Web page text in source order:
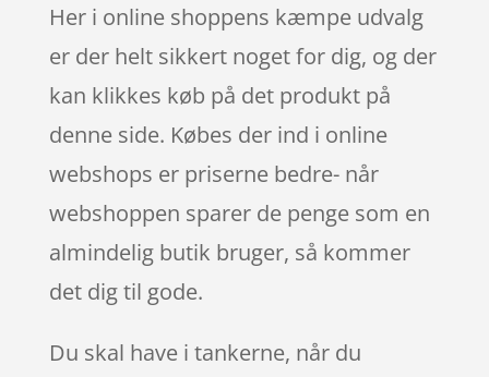
Her i online shoppens kæmpe udvalg
er der helt sikkert noget for dig, og der
kan klikkes køb på det produkt på
denne side. Købes der ind i online
webshops er priserne bedre- når
webshoppen sparer de penge som en
almindelig butik bruger, så kommer
det dig til gode.
Du skal have i tankerne, når du